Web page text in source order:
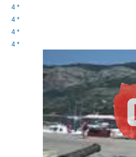
4 *
4 *
4 *
4 *